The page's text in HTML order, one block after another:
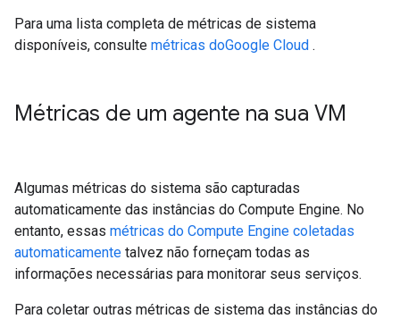
Para uma lista completa de métricas de sistema
disponíveis, consulte métricas doGoogle Cloud .
Métricas de um agente na sua VM
Algumas métricas do sistema são capturadas
automaticamente das instâncias do Compute Engine. No
entanto, essas métricas do Compute Engine coletadas
automaticamente talvez não forneçam todas as
informações necessárias para monitorar seus serviços.
Para coletar outras métricas de sistema das instâncias do